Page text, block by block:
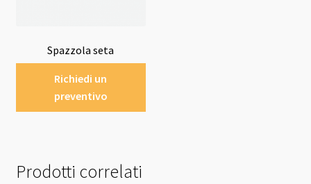
Spazzola seta
Richiedi un
preventivo
Prodotti correlati